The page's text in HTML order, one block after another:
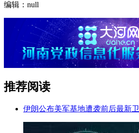
编辑：null
推荐阅读
伊朗公布美军基地遭袭前后最新